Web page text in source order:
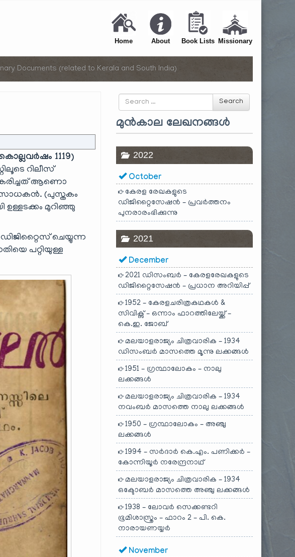
Home About Book Lists Missionary
Documents (related to Kerala and South India)
1119)
റിലീസ്
ആണൊ
(പുസ്തകം
മുറിഞ്ഞു
ചെയ്യുന്ന
പറ്റിയുള്ള
Search
for
Search
മുൻകാല ലേഖനങ്ങൾ
2022
October
കേരള രേഖകളുടെ
ഡിജിറ്റൈസേഷൻ – പ്രവർത്തനം
പുനരാരംഭിക്കുന്നു
2021
December
2021 ഡിസംബർ – കേരളരേഖകളുടെ
ഡിജിറ്റൈസേഷൻ – പ്രധാന അറിയിപ്പ്
1952 – കേരളചരിത്രകഥകൾ &
സിവിക്സ് – ഒന്നാം ഫാറത്തിലേയ്ക്ക് –
കെ.ഇ. ജോബ്
മലയാളരാജ്യം ചിത്രവാരിക – 1934
ഡിസംബർ മാസത്തെ മൂന്നു ലക്കങ്ങൾ
1951 – ഗ്രന്ഥാലോകം – നാലു
ലക്കങ്ങൾ
മലയാളരാജ്യം ചിത്രവാരിക – 1934
നവംബർ മാസത്തെ നാലു ലക്കങ്ങൾ
1950 – ഗ്രന്ഥാലോകം – അഞ്ചു
ലക്കങ്ങൾ
1994 – സർദാർ കെ.എം. പണിക്കർ –
കോന്നിയൂർ നരേന്ദ്രനാഥ്
മലയാളരാജ്യം ചിത്രവാരിക – 1934
ഒക്ടോബർ മാസത്തെ അഞ്ചു ലക്കങ്ങൾ
1938 – ലോവർ സെക്കണ്ടറി
ഭൂമിശാസ്ത്രം – ഫാറം 2 – പി. കെ.
നാരായണയ്യർ
November